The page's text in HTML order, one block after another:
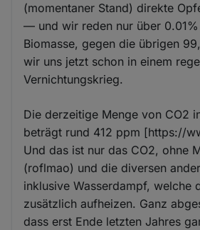
(momentaner Stand) direkte
— und wir reden nur über
Biomasse, gegen die übrigen
wir uns jetzt schon in einem
Vernichtungskrieg.
Die derzeitige Menge von CO2
beträgt rund 412 ppm [https://
Und das ist nur das CO2, ohne
(roflmao) und die diversen
inklusive Wasserdampf, welche
zusätzlich aufheizen. Ganz
dass erst Ende letzten Jahres